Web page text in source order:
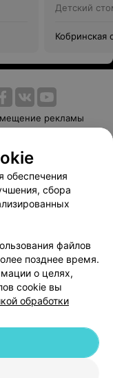
Детский
Кобринская
рекламы
оплаты
Республика Беларусь,
обеспечения
сбора
файлов
позднее время.
о целях,
cookie вы
обработки